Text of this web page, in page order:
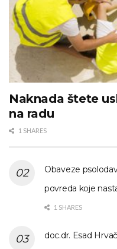
Naknada štete
na radu
1 SHARES
Obaveze
povreda koje
1 SHARES
doc.dr. Esad